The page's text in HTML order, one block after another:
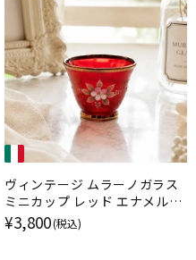
ヴィンテージ ムラーノガラス
ミニカップ レッド エナメル金
彩 イタリア
¥3,800(税込)